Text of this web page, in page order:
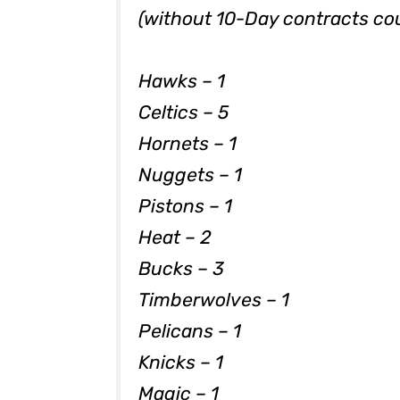
(without 10-Day contracts
Hawks – 1
Celtics – 5
Hornets – 1
Nuggets – 1
Pistons – 1
Heat – 2
Bucks – 3
Timberwolves – 1
Pelicans – 1
Knicks – 1
Magic – 1